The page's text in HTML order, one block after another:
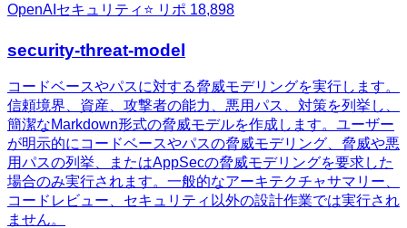
OpenAI セキュリティ ⭐ リポ 18,898
security-threat-model
コードベースやパスに対する脅威モデリングを実行します。
信頼境界、資産、攻撃者の能力、悪用パス、対策を列挙し、
簡潔なMarkdown形式の脅威モデルを作成します。ユーザー
が明示的にコードベースやパスの脅威モデリング、脅威や悪
用パスの列挙、またはAppSecの脅威モデリングを要求した
場合のみ実行されます。一般的なアーキテクチャサマリー、
コードレビュー、セキュリティ以外の設計作業では実行され
ません。